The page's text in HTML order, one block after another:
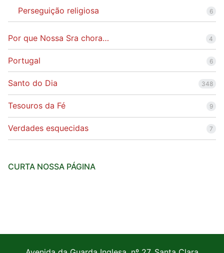
Perseguição religiosa 6
Por que Nossa Sra chora… 4
Portugal 6
Santo do Dia 348
Tesouros da Fé 9
Verdades esquecidas 7
CURTA NOSSA PÁGINA